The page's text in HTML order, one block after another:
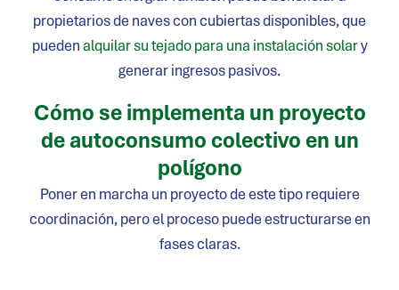
propietarios de naves con cubiertas disponibles, que
puedenalquilar su tejado para una instalación solary
generar ingresos pasivos.
Cómo se implementa un proyecto
de autoconsumo colectivo en un
polígono
Poner en marcha un proyecto de este tipo requiere
coordinación, pero el proceso puede estructurarse en
fases claras.